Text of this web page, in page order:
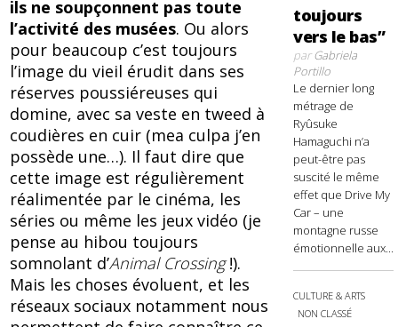
ils ne soupçonnent pas toute
l’activité des musées. Ou alors
pour beaucoup c’est toujours
l’image du vieil érudit dans ses
réserves poussiéreuses qui
domine, avec sa veste en tweed à
coudières en cuir (mea culpa j’en
possède une…). Il faut dire que
cette image est régulièrement
réalimentée par le cinéma, les
séries ou même les jeux vidéo (je
pense au hibou toujours
somnolant d’Animal Crossing!).
Mais les choses évoluent, et les
réseaux sociaux notamment nous
toujours
vers le bas”
parGabriela
Portillo
Le dernier long
métrage de
Ryûsuke
Hamaguchi n’a
peut-être pas
suscité le même
effet que Drive My
Car – une
montagne russe
émotionnelle aux...
CULTURE & ARTS
NON CLASSÉ